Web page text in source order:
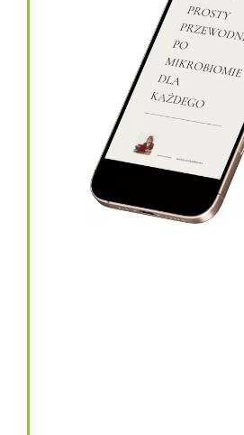
topinambur w kapsułkach